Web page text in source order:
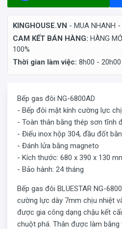
KINGHOUSE.VN - MUA NHANH -
CAM KẾT BÁN HÀNG: HÀNG
100%
Thời gian làm việc: 8h00 -
Bếp gas đôi NG-6800AD
- Bếp đôi mặt kính cường lực
- Toàn thân bằng thép sơn tĩnh
- Điếu inox hộp 304, đầu đốt
- Đánh lửa bằng magneto
- Kích thước: 680 x 390 x 130
- Bảo hành: 24 tháng
Bếp gas đôi BLUESTAR NG-
cường lực dày 7mm chịu nhiệt
được gia công dạng chậu kết
chuột phá. Thân được làm